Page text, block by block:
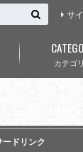
サ
カテゴ
ードリンク